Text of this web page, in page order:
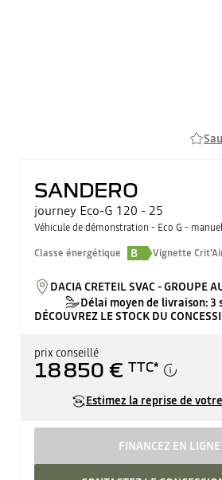
SANDERO
journey Eco-G 120 - 25
Véhicule de démonstration - Eco G -
Classe énergétique
B Vignette
DACIA CRETEIL SVAC - GROUPE
Délai moyen de livraison: 3
DÉCOUVREZ LE STOCK DU
prix conseillé
18 850 € TTC*
Estimez la reprise de
FINANCEZ EN LIGNE